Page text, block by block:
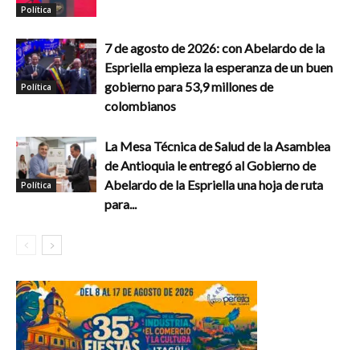
Política
Política
7 de agosto de 2026: con Abelardo de la
Espriella empieza la esperanza de un buen
gobierno para 53,9 millones de
colombianos
Política
La Mesa Técnica de Salud de la Asamblea
de Antioquia le entregó al Gobierno de
Abelardo de la Espriella una hoja de ruta
para...